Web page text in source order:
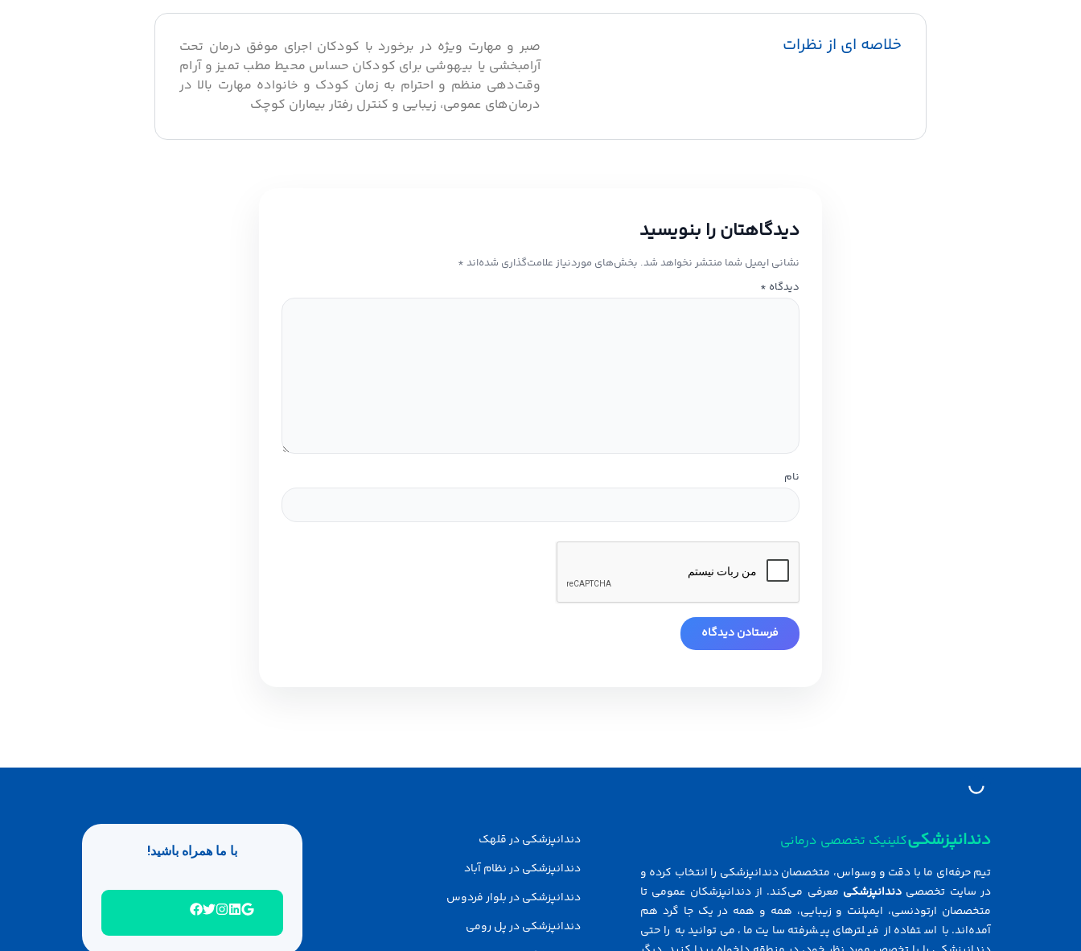
خلاصه ای از نظرات
صبر و مهارت ویژه در برخورد با کودکان اجرای موفق درمان تحت
آرامبخشی یا بیهوشی برای کودکان حساس محیط مطب تمیز و آرام
وقت‌دهی منظم و احترام به زمان کودک و خانواده مهارت بالا در
درمان‌های عمومی، زیبایی و کنترل رفتار بیماران کوچک
دیدگاهتان را بنویسید
نشانی ایمیل شما منتشر نخواهد شد. بخش‌های موردنیاز علامت‌گذاری شده‌اند *
دیدگاه *
نام
دندانپزشکیکلینیک تخصصی درمانی
تیم حرفه‌ای ما با دقت و وسواس، متخصصان دندانپزشکی را انتخاب کرده و
در سایت تخصصی دندانپزشکی معرفی می‌کند. از دندانپزشکان عمومی تا
متخصصان ارتودنسی، ایمپلنت و زیبایی، همه و همه در یک جا گرد هم
آمده‌اند. با استفاده از فیلترهای پیشرفته سایت ما، می‌توانید به راحتی
دندانپزشکی در قلهک
دندانپزشکی در نظام آباد
دندانپزشکی در بلوار فردوس
دندانپزشکی در پل رومی
با ما همراه باشید!